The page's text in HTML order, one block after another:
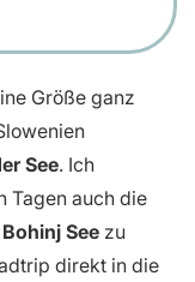
Größe ganz
See. Ich
Tagen auch die
Bohinj See zu
direkt in die